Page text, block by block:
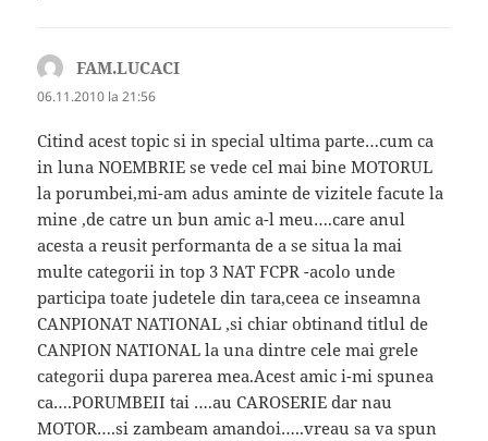
FAM.LUCACI
06.11.2010 la 21:56
Citind acest topic si in special ultima parte…cum ca
in luna NOEMBRIE se vede cel mai bine MOTORUL
la porumbei,mi-am adus aminte de vizitele facute la
mine ,de catre un bun amic a-l meu….care anul
acesta a reusit performanta de a se situa la mai
multe categorii in top 3 NAT FCPR -acolo unde
participa toate judetele din tara,ceea ce inseamna
CANPIONAT NATIONAL ,si chiar obtinand titlul de
CANPION NATIONAL la una dintre cele mai grele
categorii dupa parerea mea.Acest amic i-mi spunea
ca….PORUMBEII tai ….au CAROSERIE dar nau
MOTOR….si zambeam amandoi…..vreau sa va spun